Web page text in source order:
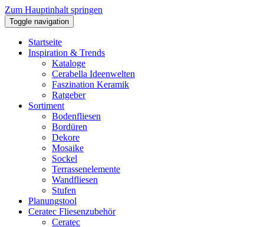
Zum Hauptinhalt springen
Toggle navigation
Startseite
Inspiration & Trends
Kataloge
Cerabella Ideenwelten
Faszination Keramik
Ratgeber
Sortiment
Bodenfliesen
Bordüren
Dekore
Mosaike
Sockel
Terrassenelemente
Wandfliesen
Stufen
Planungstool
Ceratec Fliesenzubehör
Ceratec